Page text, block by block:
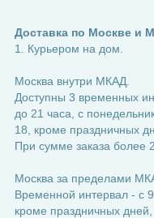
Доставка по Москве и
1. Курьером на дом.
Москва внутри МКАД.
Доступны 3 временных
до 21 часа, с
18, кроме праздничных
При сумме заказа более
Москва за пределами
Временной интервал - с
кроме праздничных